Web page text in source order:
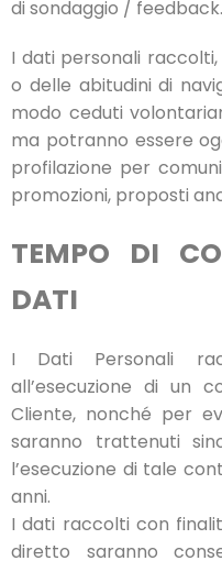
di sondaggio / feedback.
I dati personali
o delle abitudini di
modo ceduti
ma potranno essere
profilazione per
promozioni, proposti
TEMPO DI
DATI
I Dati Personali
all’esecuzione di un
Cliente, nonché per
saranno trattenuti
l’esecuzione di tale
anni.
I dati raccolti con
diretto saranno